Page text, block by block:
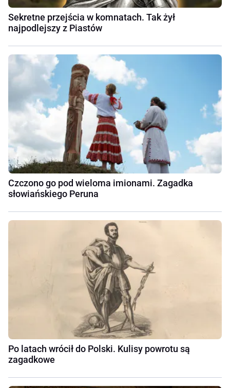
Sekretne przejścia w komnatach. Tak żył
najpodlejszy z Piastów
Czczono go pod wieloma imionami. Zagadka
słowiańskiego Peruna
Po latach wrócił do Polski. Kulisy powrotu są
zagadkowe